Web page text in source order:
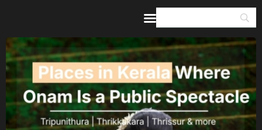
Home
Guides & Itineraries
Inspiration